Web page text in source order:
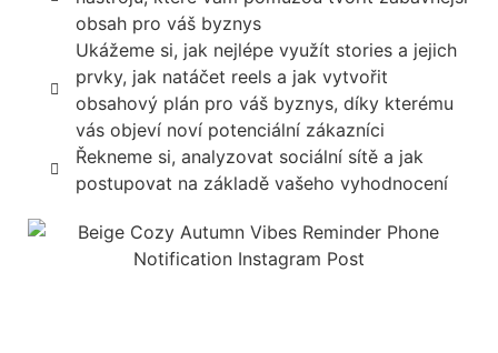
obsah pro váš byznys
Ukážeme si, jak nejlépe využít stories a jejich
prvky, jak natáčet reels a jak vytvořit
obsahový plán pro váš byznys, díky kterému
vás objeví noví potenciální zákazníci
Řekneme si, analyzovat sociální sítě a jak
postupovat na základě vašeho vyhodnocení